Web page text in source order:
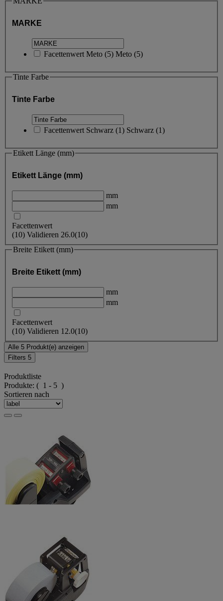
MARKE
Facettenwert Meto (5) Meto (5)
Tinte Farbe
Tinte Farbe
Facettenwert Schwarz (1) Schwarz (1)
Etikett Länge (mm)
Etikett Länge (mm)
mm
mm
Facettenwert
(10) Validieren 26.0(10)
Breite Etikett (mm)
Breite Etikett (mm)
mm
mm
Facettenwert
(10) Validieren 12.0(10)
Alle 5 Produkt(e) anzeigen
Filters 5
Produktliste
Produkte: ( 1 - 5 )
Sortieren nach